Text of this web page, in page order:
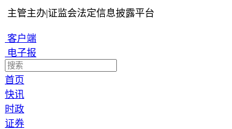
主管主办|证监会法定信息披露平台
客户端
电子报
首页
快讯
时政
证券